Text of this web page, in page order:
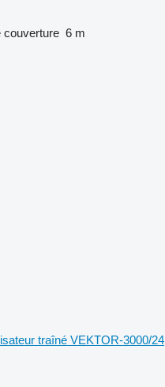
couverture 6 m
traîné VEKTOR-3000/24